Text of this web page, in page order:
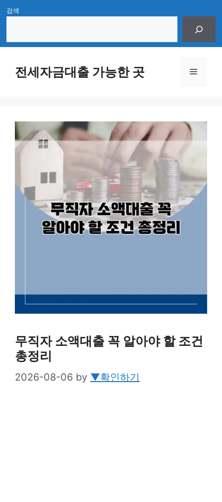
Skip
content
검색
전세자금대출 가능한 곳 Menu
무직자 소액대출 꼭 알아야 할 조건
총정리
2026-08-06 by ▼확인하기